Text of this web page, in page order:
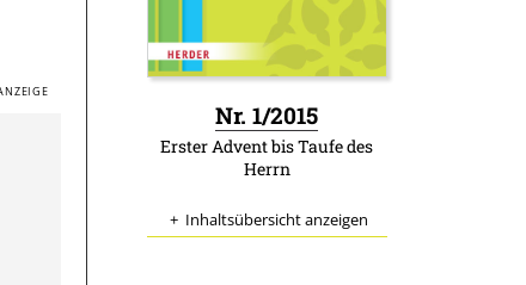
Nr. 1/2015
Erster Advent bis Taufe des
Herrn
Inhaltsübersicht anzeigen